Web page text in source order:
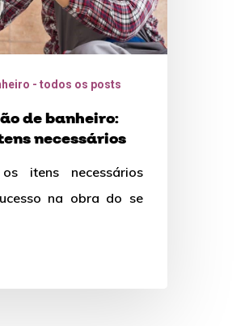
- todos os posts
de banheiro:
necessários
itens necessários
na obra do se